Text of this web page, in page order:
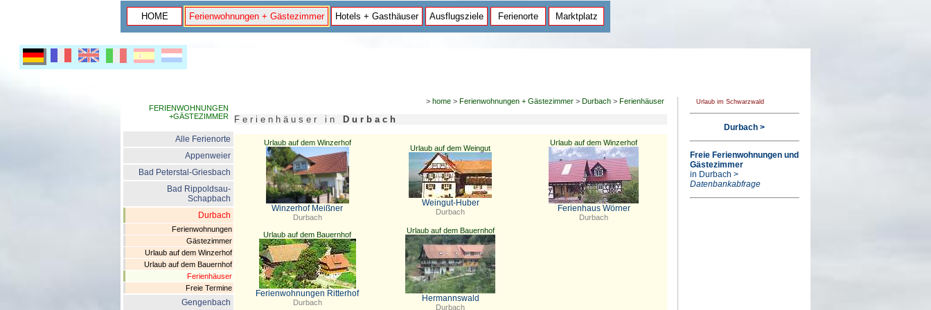
HOME Ferienwohnungen + Gästezimmer Hotels + Gasthäuser Ausflugsziele Ferienorte Marktplatz
FERIENWOHNUNGEN
+GÄSTEZIMMER
Alle Ferienorte
Appenweier
Bad Peterstal-Griesbach
Bad Rippoldsau-
Schapbach
Durbach
Ferienwohnungen
Gästezimmer
Urlaub auf dem Winzerhof
Urlaub auf dem Bauernhof
Ferienhäuser
Freie Termine
Gengenbach
> home> Ferienwohnungen + Gästezimmer> Durbach> Ferienhäuser
F e r i e n h ä u s e r i n D u r b a c h
Urlaub auf dem Winzerhof
Winzerhof Meißner
Durbach
Urlaub auf dem Weingut
Weingut-Huber
Durbach
Urlaub auf dem Winzerhof
Ferienhaus Wörner
Durbach
Urlaub auf dem Bauernhof
Ferienwohnungen Ritterhof
Durbach
Urlaub auf dem Bauernhof
Hermannswald
Durbach
Urlaub im Schwarzwald
Durbach >
Freie Ferienwohnungen und
Gästezimmer
in Durbach >
Datenbankabfrage